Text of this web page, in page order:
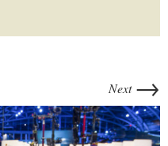
Next →